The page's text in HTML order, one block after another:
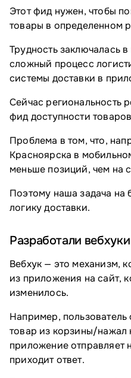
Этот фид нужен, чтобы
товары в определенном
Трудность заключалась
сложный процесс
системы доставки в
Сейчас региональность
фид доступности
Проблема в том, что,
Красноярска в
меньше позиций, чем на
Поэтому наша задача на
логику доставки.
Разработали вебхуки
Вебхук — это механизм,
из приложения на сайт,
изменилось.
Например,
товар из корзины/нажал
приложение отправляет
приходит ответ.